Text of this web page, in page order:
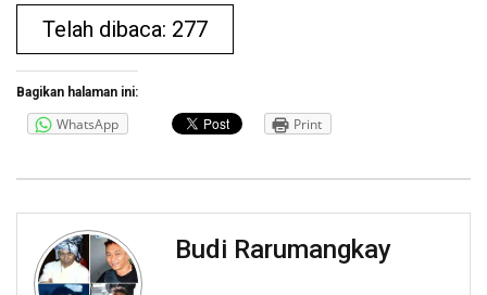
Telah dibaca: 277
Bagikan halaman ini:
WhatsApp Print
Budi Rarumangkay